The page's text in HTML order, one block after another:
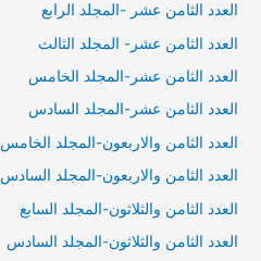
العدد الثامن عشر -المجلد الرابع
العدد الثامن عشر- المجلد الثالث
العدد الثامن عشر-المجلد الخامس
العدد الثامن عشر-المجلد السادس
العدد الثامن والاربعون-المجلد الخامس
العدد الثامن والاربعون-المجلد السادس
العدد الثامن والثلاثون-المجلد السابع
العدد الثامن والثلاثون-المجلد السادس